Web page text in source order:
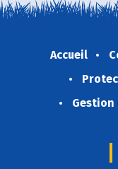
Accueil
Gestion